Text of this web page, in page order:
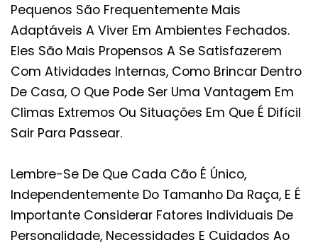
Pequenos São Frequentemente Mais
Adaptáveis A Viver Em Ambientes Fechados.
Eles São Mais Propensos A Se Satisfazerem
Com Atividades Internas, Como Brincar Dentro
De Casa, O Que Pode Ser Uma Vantagem Em
Climas Extremos Ou Situações Em Que É Difícil
Sair Para Passear.
Lembre-Se De Que Cada Cão É Único,
Independentemente Do Tamanho Da Raça, E É
Importante Considerar Fatores Individuais De
Personalidade, Necessidades E Cuidados Ao